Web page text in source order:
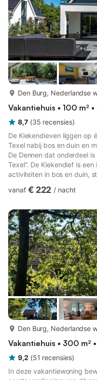
Den Burg, Nederlandse
Vakantiehuis • 100 m²
8,7 (35 recensies)
De Kiekendieven liggen op
Texel nabij bos en duin en
De Dennen dat onderdeel
Texel”. De Kiekendief is
activiteiten in bos en duin,
en Juttersmuseum Flora.
directe omgeving bevinden
dorpen De Koog (gezellige
vanaf € 222 / nacht
Den Burg, Nederlandse
Vakantiehuis • 300 m²
9,2 (51 recensies)
In deze vakantiewoning